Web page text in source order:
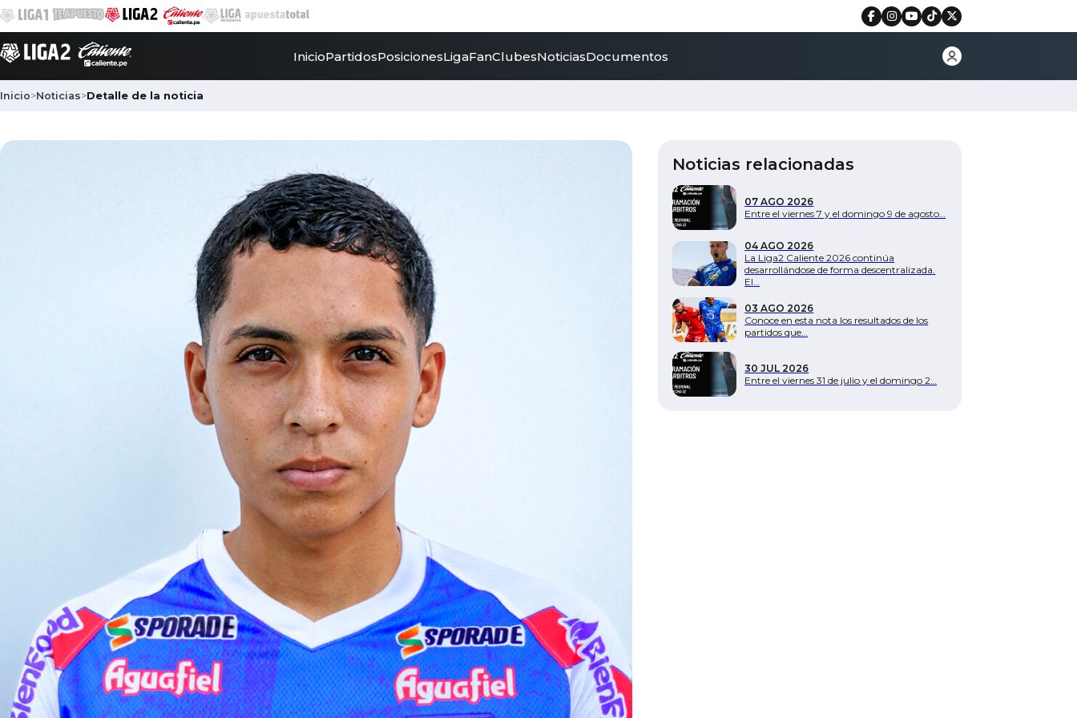
InicioPartidosPosicionesLigaFanClubesNoticiasDocumentos
Inicio>Noticias>Detalle de la noticia
Noticias relacionadas
07 AGO 2026
Entre el viernes 7 y el domingo 9 de agosto…
04 AGO 2026
La Liga2 Caliente 2026 continúa
desarrollándose de forma descentralizada.
El…
03 AGO 2026
Conoce en esta nota los resultados de los
partidos que…
30 JUL 2026
Entre el viernes 31 de julio y el domingo 2…